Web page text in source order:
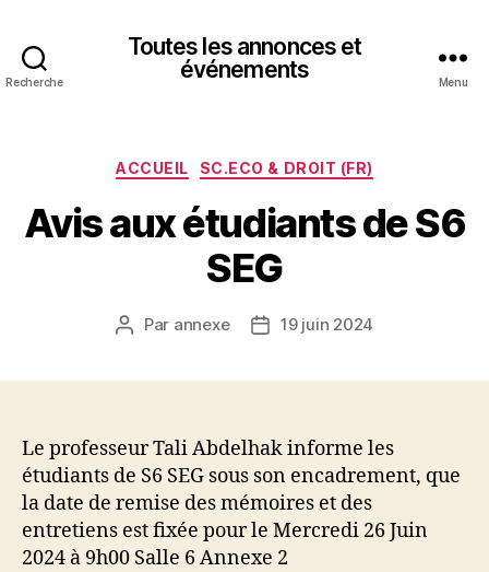
Recherche
Toutes les annonces et
événements
Menu
Catégories
ACCUEIL SC.ECO & DROIT (FR)
Avis aux étudiants de S6
SEG
Auteur
Par annexe
Date19 juin 2024
Le professeur Tali Abdelhak informe les
étudiants de S6 SEG sous son encadrement, que
la date de remise des mémoires et des
entretiens est fixée pour le Mercredi 26 Juin
2024 à 9h00 Salle 6 Annexe 2